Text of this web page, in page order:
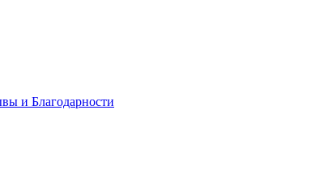
и Благодарности